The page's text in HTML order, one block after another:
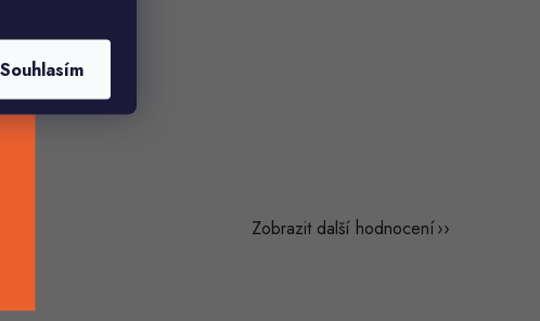
Souhlasím
Zobrazit další hodnocení